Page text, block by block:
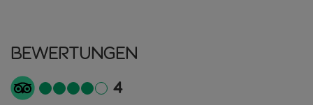
Bewertungen
4